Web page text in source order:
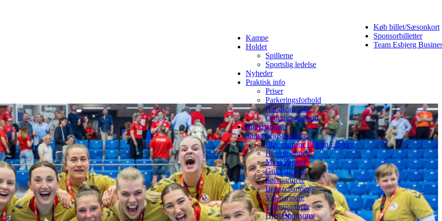
Køb billet/Sæsonkort
Sponsorbilletter
Team Esbjerg
Kampe
Holdet
Spillerne
Sportslig ledelse
Nyheder
Praktisk info
Priser
Parkeringsforhold
Handicap info
Ordensreglement
Merchandise
Samarbejdspartnere
Bliv sponsor i Team Esbjerg
Hovedpartnere
Maxi Partner
Guldpartnere
Sølvpartnere
Bronzepartnere
Vip-partnere
Talentpartnere
Hjertesponsorer